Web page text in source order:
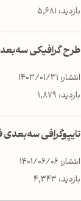
بازدید: 7,594
دسته‌بندی: تکنولوژی
دانلود: 369
بازدید: 5,681
طرح گرافیکی سه‌بعدی دلار
انتشار: 1403/01/31
بازدید: 1,879
تایپوگرافی
انتشار: 1401/06/06
بازدید: 4,343